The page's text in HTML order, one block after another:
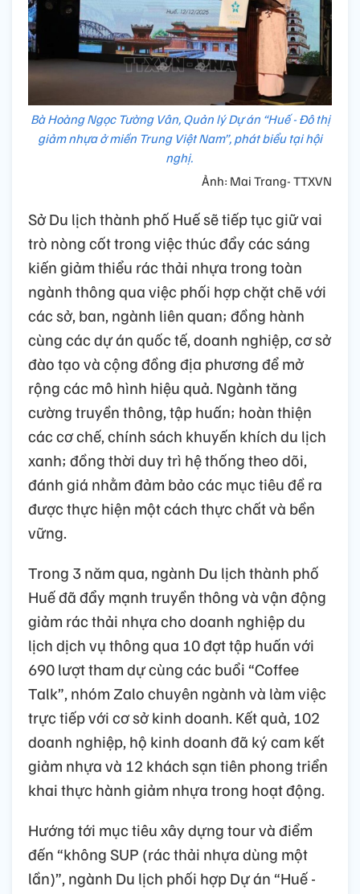
Bà Hoàng Ngọc Tường Vân, Quản lý Dự án “Huế - Đô thị
giảm nhựa ở miền Trung Việt Nam”, phát biểu tại hội
nghị.
Ảnh: Mai Trang- TTXVN
Sở Du lịch thành phố Huế sẽ tiếp tục giữ vai
trò nòng cốt trong việc thúc đẩy các sáng
kiến giảm thiểu rác thải nhựa trong toàn
ngành thông qua việc phối hợp chặt chẽ với
các sở, ban, ngành liên quan; đồng hành
cùng các dự án quốc tế, doanh nghiệp, cơ sở
đào tạo và cộng đồng địa phương để mở
rộng các mô hình hiệu quả. Ngành tăng
cường truyền thông, tập huấn; hoàn thiện
các cơ chế, chính sách khuyến khích du lịch
xanh; đồng thời duy trì hệ thống theo dõi,
đánh giá nhằm đảm bảo các mục tiêu đề ra
được thực hiện một cách thực chất và bền
vững.
Trong 3 năm qua, ngành Du lịch thành phố
Huế đã đẩy mạnh truyền thông và vận động
giảm rác thải nhựa cho doanh nghiệp du
lịch dịch vụ thông qua 10 đợt tập huấn với
690 lượt tham dự cùng các buổi “Coffee
Talk”, nhóm Zalo chuyên ngành và làm việc
trực tiếp với cơ sở kinh doanh. Kết quả, 102
doanh nghiệp, hộ kinh doanh đã ký cam kết
giảm nhựa và 12 khách sạn tiên phong triển
khai thực hành giảm nhựa trong hoạt động.
Hướng tới mục tiêu xây dựng tour và điểm
đến “không SUP (rác thải nhựa dùng một
lần)”, ngành Du lịch phối hợp Dự án “Huế -